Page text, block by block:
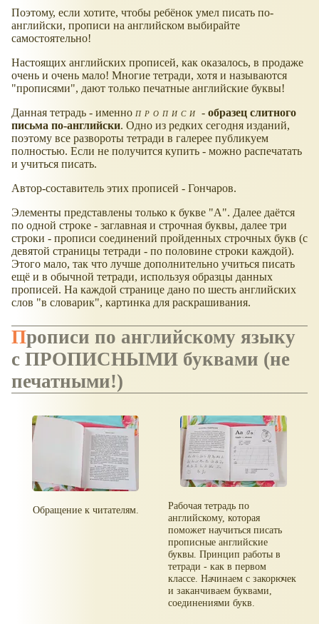
Поэтому, если хотите, чтобы ребёнок умел писать по-
английски, прописи на английском выбирайте
самостоятельно!
Настоящих английских прописей, как оказалось, в продаже
очень и очень мало! Многие тетради, хотя и называются
"прописями", дают только печатные английские буквы!
Данная тетрадь - именно прописи - образец слитного
письма по-английски. Одно из редких сегодня изданий,
поэтому все развороты тетради в галерее публикуем
полностью. Если не получится купить - можно распечатать
и учиться писать.
Автор-составитель этих прописей - Гончаров.
Элементы представлены только к букве "A". Далее даётся
по одной строке - заглавная и строчная буквы, далее три
строки - прописи соединений пройденных строчных букв (с
девятой страницы тетради - по половине строки каждой).
Этого мало, так что лучше дополнительно учиться писать
ещё и в обычной тетради, используя образцы данных
прописей. На каждой странице дано по шесть английских
слов "в словарик", картинка для раскрашивания.
Прописи по английскому языку
с ПРОПИСНЫМИ буквами (не
печатными!)
Обращение к читателям.
Рабочая тетрадь по
английскому, которая
поможет научиться писать
прописные английские
буквы. Принцип работы в
тетради - как в первом
классе. Начинаем с закорючек
и заканчиваем буквами,
соединениями букв.